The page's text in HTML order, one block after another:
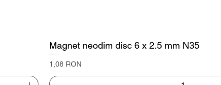
Magnet neodim disc 6 x 2.5 mm N35
Preț
1,08 RON